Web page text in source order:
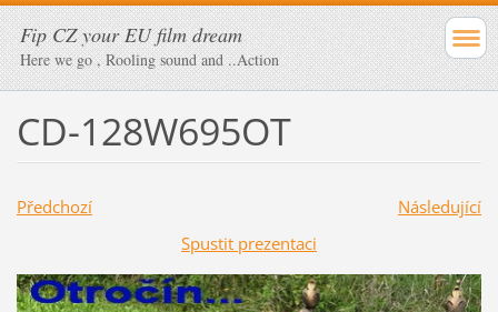
Fip CZ your EU film dream
Here we go , Rooling sound and ..Action
CD-128W695OT
Předchozí
Následující
Spustit prezentaci